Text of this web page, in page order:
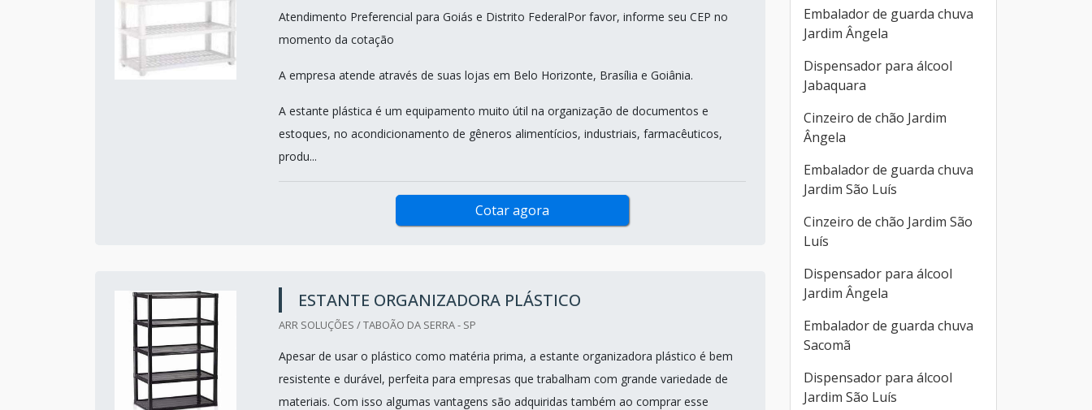
Atendimento Preferencial para Goiás e Distrito FederalPor favor, informe seu CEP no
momento da cotação
A empresa atende através de suas lojas em Belo Horizonte, Brasília e Goiânia.
A estante plástica é um equipamento muito útil na organização de documentos e
estoques, no acondicionamento de gêneros alimentícios, industriais, farmacêuticos,
produ...
Cotar agora
ESTANTE ORGANIZADORA PLÁSTICO
ARR SOLUÇÕES / TABOÃO DA SERRA - SP
Apesar de usar o plástico como matéria prima, a estante organizadora plástico é bem
resistente e durável, perfeita para empresas que trabalham com grande variedade de
materiais. Com isso algumas vantagens são adquiridas também ao comprar esse
Embalador de guarda chuva
Jardim Ângela
Dispensador para álcool
Jabaquara
Cinzeiro de chão Jardim
Ângela
Embalador de guarda chuva
Jardim São Luís
Cinzeiro de chão Jardim São
Luís
Dispensador para álcool
Jardim Ângela
Embalador de guarda chuva
Sacomã
Dispensador para álcool
Jardim São Luís